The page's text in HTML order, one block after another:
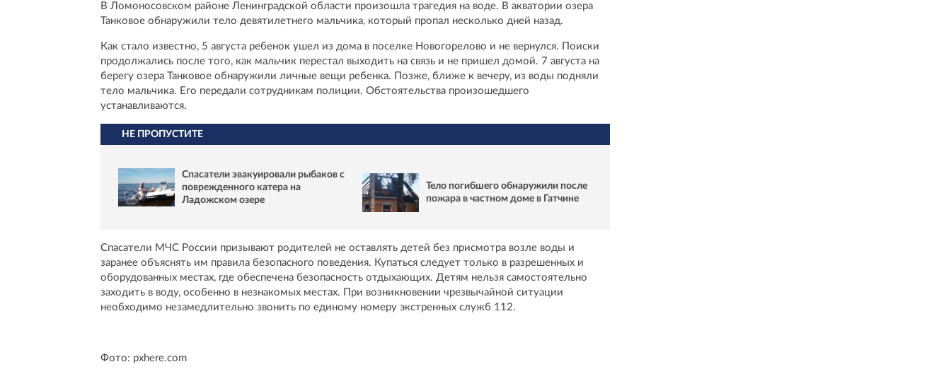
В Ломоносовском районе Ленинградской области произошла трагедия на воде. В акватории озера
Танковое обнаружили тело девятилетнего мальчика, который пропал несколько дней назад.
Как стало известно, 5 августа ребенок ушел из дома в поселке Новогорелово и не вернулся. Поиски
продолжались после того, как мальчик перестал выходить на связь и не пришел домой. 7 августа на
берегу озера Танковое обнаружили личные вещи ребенка. Позже, ближе к вечеру, из воды подняли
тело мальчика. Его передали сотрудникам полиции. Обстоятельства произошедшего
устанавливаются.
НЕ ПРОПУСТИТЕ
Спасатели эвакуировали рыбаков с
поврежденного катера на
Ладожском озере
Тело погибшего обнаружили после
пожара в частном доме в Гатчине
Спасатели МЧС России призывают родителей не оставлять детей без присмотра возле воды и
заранее объяснять им правила безопасного поведения. Купаться следует только в разрешенных и
оборудованных местах, где обеспечена безопасность отдыхающих. Детям нельзя самостоятельно
заходить в воду, особенно в незнакомых местах. При возникновении чрезвычайной ситуации
необходимо незамедлительно звонить по единому номеру экстренных служб 112.
Фото: pxhere.com